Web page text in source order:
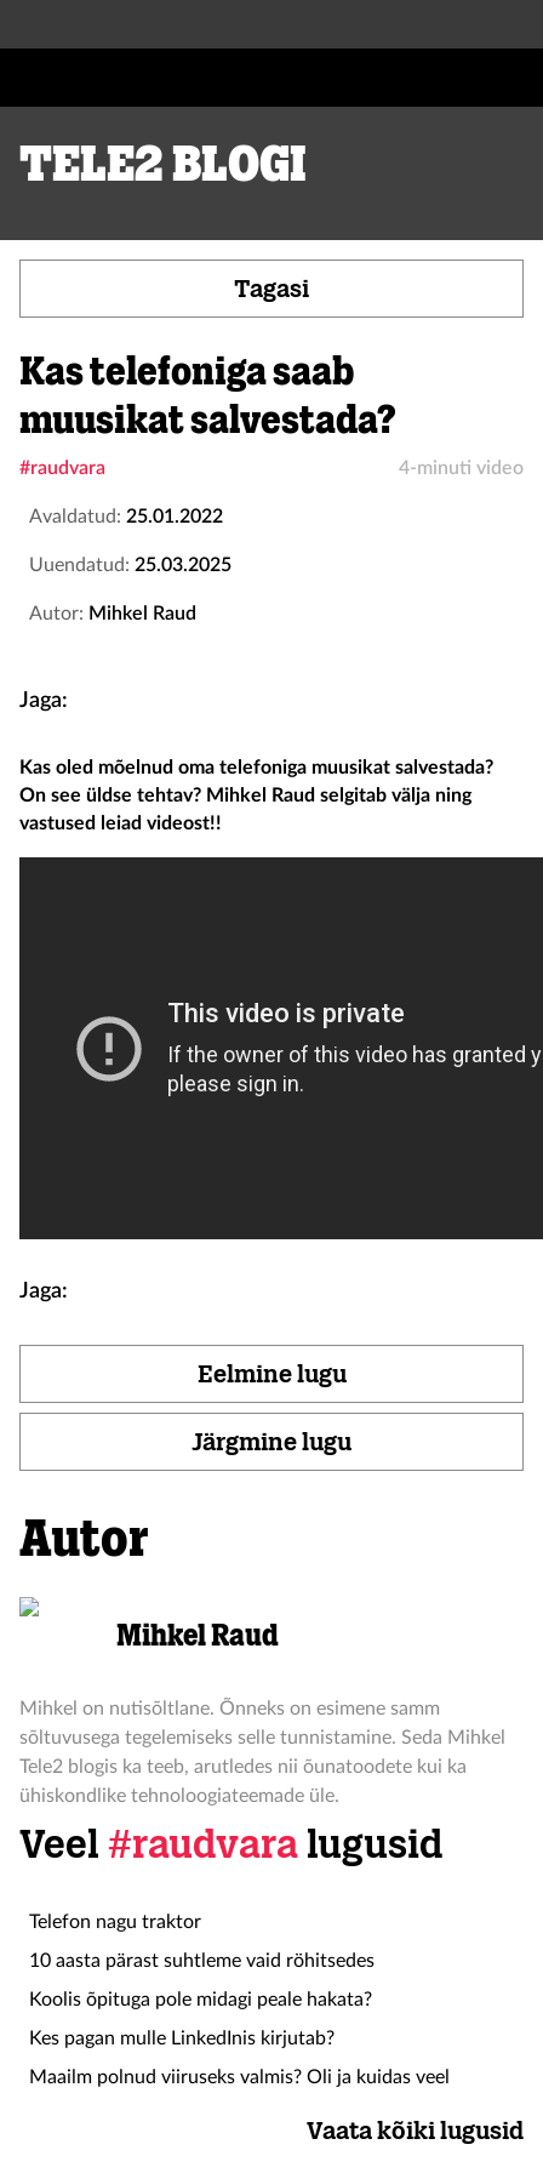
Tele2 blogi
Tagasi
Kas telefoniga saab
muusikat salvestada?
#raudvara 4-minuti video
Avaldatud: 25.01.2022
Uuendatud: 25.03.2025
Autor: Mihkel Raud
Jaga:
Kas oled mõelnud oma telefoniga muusikat salvestada?
On see üldse tehtav? Mihkel Raud selgitab välja ning
vastused leiad videost!!
Jaga:
Eelmine lugu
Järgmine lugu
Autor
Mihkel Raud
Mihkel on nutisõltlane. Õnneks on esimene samm
sõltuvusega tegelemiseks selle tunnistamine. Seda Mihkel
Tele2 blogis ka teeb, arutledes nii õunatoodete kui ka
ühiskondlike tehnoloogiateemade üle.
Veel #raudvara lugusid
Telefon nagu traktor
10 aasta pärast suhtleme vaid röhitsedes
Koolis õpituga pole midagi peale hakata?
Kes pagan mulle LinkedInis kirjutab?
Maailm polnud viiruseks valmis? Oli ja kuidas veel
Vaata kõiki lugusid